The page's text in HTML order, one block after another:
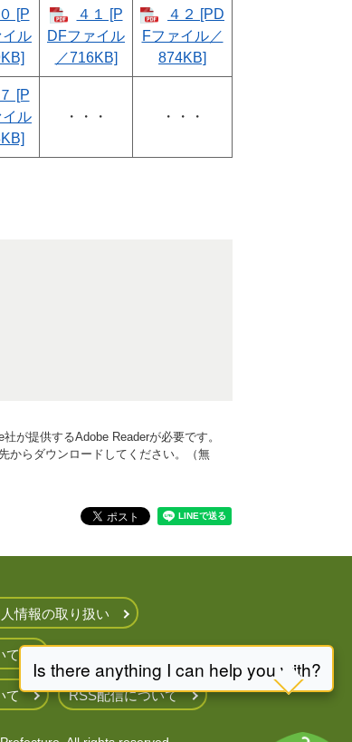
[P
イル
４１ [P
DFファイル
／716KB]
４２ [PD
Fファイル／
874KB]
[P
イル
・・・ ・・・
が提供するAdobe Readerが必要です。
からダウンロードしてください。（無
情報の取り扱い
て
て RSS配信について